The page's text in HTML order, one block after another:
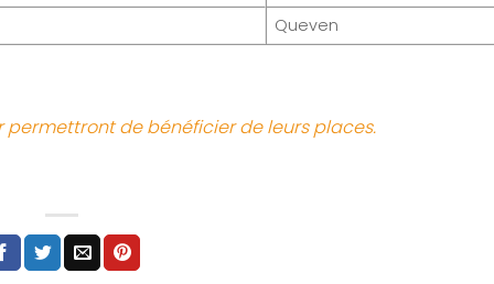
Queven
de bénéficier de leurs places.